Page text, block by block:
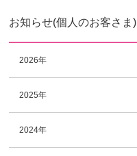
お知らせ(個人のお客さま)
2026年
2025年
2024年